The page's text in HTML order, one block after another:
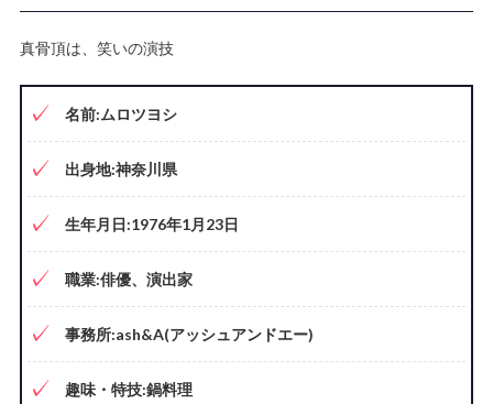
真骨頂は、笑いの演技
名前:ムロツヨシ
出身地:神奈川県
生年月日:1976年1月23日
職業:俳優、演出家
事務所:ash&A(アッシュアンドエー)
趣味・特技:鍋料理